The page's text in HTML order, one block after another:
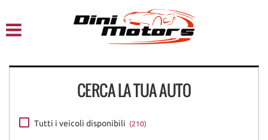
NOLEGGIO A BREVE TERMINE
CERCA LA TUA AUTO
Tutti i veicoli disponibili (210)